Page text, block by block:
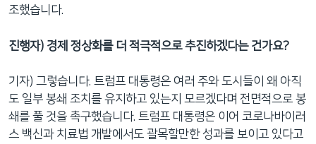
조했습니다.
진행자) 경제 정상화를 더 적극적으로 추진하겠다는 건가요?
기자) 그렇습니다. 트럼프 대통령은 여러 주와 도시들이 왜 아직
도 일부 봉쇄 조치를 유지하고 있는지 모르겠다며 전면적으로 봉
쇄를 풀 것을 촉구했습니다. 트럼프 대통령은 이어 코로나바이러
스 백신과 치료법 개발에서도 괄목할만한 성과를 보이고 있다고